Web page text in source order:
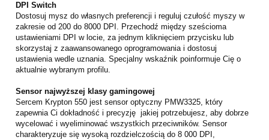
DPI Switch
Dostosuj mysz do własnych preferencji i reguluj czułość myszy w
zakresie od 200 do 8000 DPI. Przechodź między sześcioma
ustawieniami DPI w locie, za jednym kliknięciem przycisku lub
skorzystaj z zaawansowanego oprogramowania i dostosuj
ustawienia wedle uznania. Specjalny wskaźnik poinformuje Cię o
aktualnie wybranym profilu.
Sensor najwyższej klasy gamingowej
Sercem Krypton 550 jest sensor optyczny PMW3325, który
zapewnia Ci dokładność i precyzję jakiej potrzebujesz, aby dobrze
wycelować i wyeliminować wszystkich przeciwników. Sensor
charakteryzuje się wysoką rozdzielczością do 8 000 DPI,